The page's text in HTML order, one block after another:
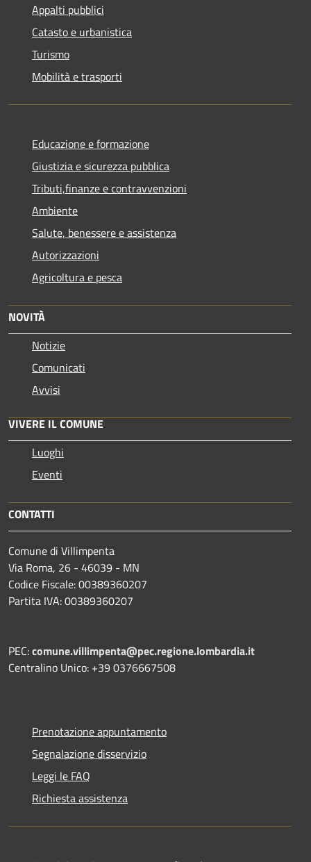
Appalti pubblici
Catasto e urbanistica
Turismo
Mobilità e trasporti
Educazione e formazione
Giustizia e sicurezza pubblica
Tributi,finanze e contravvenzioni
Ambiente
Salute, benessere e assistenza
Autorizzazioni
Agricoltura e pesca
NOVITÀ
Notizie
Comunicati
Avvisi
VIVERE IL COMUNE
Luoghi
Eventi
CONTATTI
Comune di Villimpenta
Via Roma, 26 - 46039 - MN
Codice Fiscale: 00389360207
Partita IVA: 00389360207
PEC:comune.villimpenta@pec.regione.lombardia.it
Centralino Unico: +39 0376667508
Prenotazione appuntamento
Segnalazione disservizio
Leggi le FAQ
Richiesta assistenza